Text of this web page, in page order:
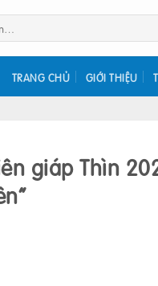
TRANG CHỦ GIỚI THIỆU
giáp Thìn